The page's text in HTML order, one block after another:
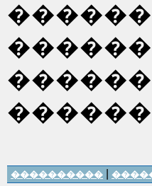
����������